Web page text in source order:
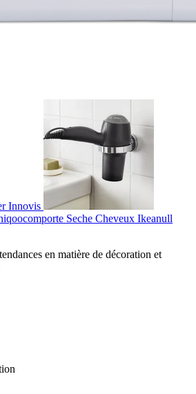
Innovis
Seche Cheveux Ikeanull
en matière de décoration et